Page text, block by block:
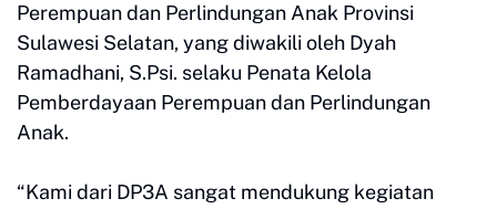
Perempuan dan Perlindungan Anak Provinsi
Sulawesi Selatan, yang diwakili oleh Dyah
Ramadhani, S.Psi. selaku Penata Kelola
Pemberdayaan Perempuan dan Perlindungan
Anak.
“Kami dari DP3A sangat mendukung kegiatan